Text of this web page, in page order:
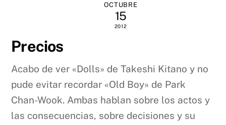
OCTUBRE
15
2012
Precios
Acabo de ver «Dolls» de Takeshi Kitano y no
pude evitar recordar «Old Boy» de Park
Chan-Wook. Ambas hablan sobre los actos y
las consecuencias, sobre decisiones y su